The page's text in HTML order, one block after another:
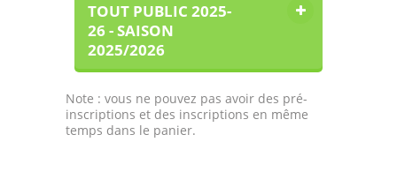
TOUT PUBLIC 2025-
26 - SAISON
2025/2026
Note : vous ne pouvez pas avoir des pré-
inscriptions et des inscriptions en même
temps dans le panier.